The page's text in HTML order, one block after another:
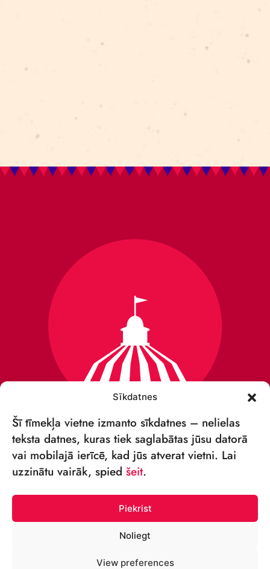
Sīkdatnes
Šī tīmekļa vietne izmanto sīkdatnes – nelielas
teksta datnes, kuras tiek saglabātas jūsu datorā
vai mobilajā ierīcē, kad jūs atverat vietni. Lai
uzzinātu vairāk, spied šeit.
Piekrist
Noliegt
View preferences
VSIA „RĪGAS CIRKS”
Merķeļa iela 4,
Rīga, LV-1050, Latvija
Reģ. Nr.: 40003027789
TĀLRUNIS: